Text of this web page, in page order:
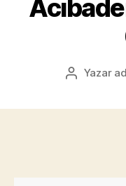
Yazının
Yazar